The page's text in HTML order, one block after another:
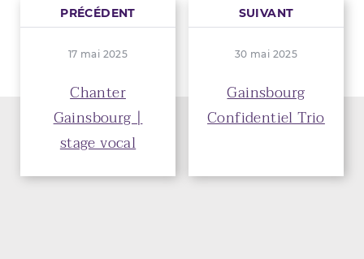
PRÉCÉDENT
17 mai 2025
Chanter
Gainsbourg |
stage vocal
SUIVANT
30 mai 2025
Gainsbourg
Confidentiel Trio